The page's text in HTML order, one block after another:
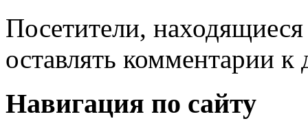
Посетители,
оставлять комментарии к
Навигация по сайту